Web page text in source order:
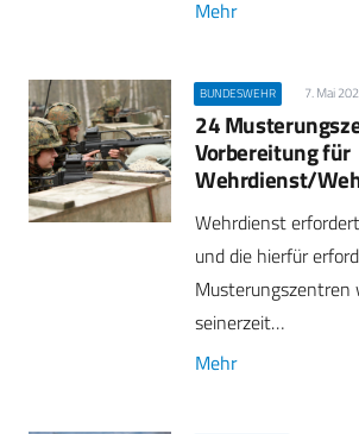
Mehr
BUNDESWEHR 7. Mai
24
Vorbereitung für
Wehrdienst/
Wehrdienst
und die hierfür
Musterungszentren
seinerzeit…
Mehr